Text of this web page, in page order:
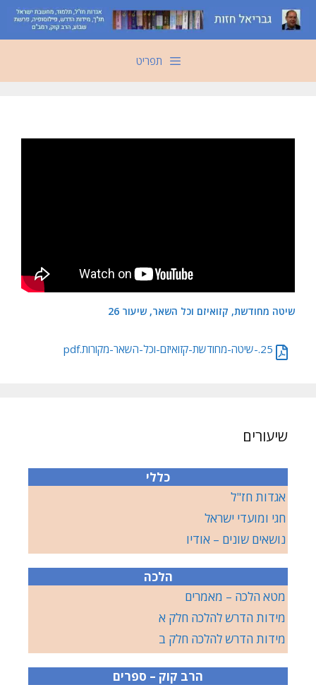
לדלג
לתוכן
תפריט
שיטה מחודשת, קזואיזם וכל השאר, שיעור 26
25.-שיטה-מחודשת-קזואיזם-וכל-השאר-מקורות.pdf
שיעורים
כללי
אגדות חז"ל
חגי ומועדי ישראל
נושאים שונים – אודיו
הלכה
מטא הלכה – מאמרים
מידות הדרש להלכה חלק א
מידות הדרש להלכה חלק ב
הרב קוק – ספרים